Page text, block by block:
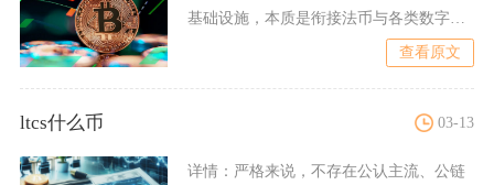
基础设施，本质是衔接法币与各类数字货
查看原文
ltcs什么币 03-13
详情： 严格来说，不存在公认主流、公链